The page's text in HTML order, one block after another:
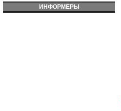
ИНФОРМЕРЫ